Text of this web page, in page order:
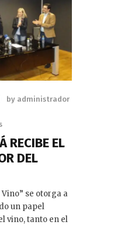
by administrador
RECIBE EL
DEL
se otorga a
un papel
vino, tanto en el